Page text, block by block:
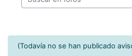
(Todavía no se han publicado